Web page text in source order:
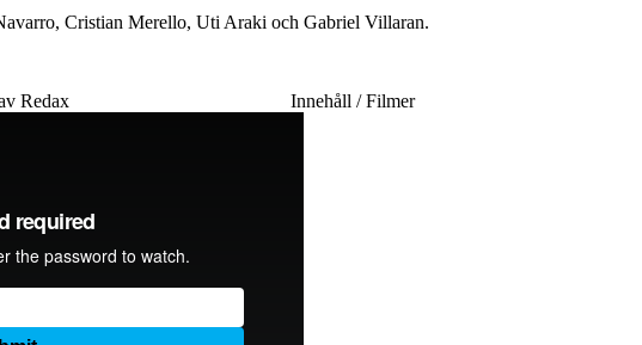
Cristian Merello, Uti Araki och Gabriel Villaran.
Redax
Innehåll / Filmer